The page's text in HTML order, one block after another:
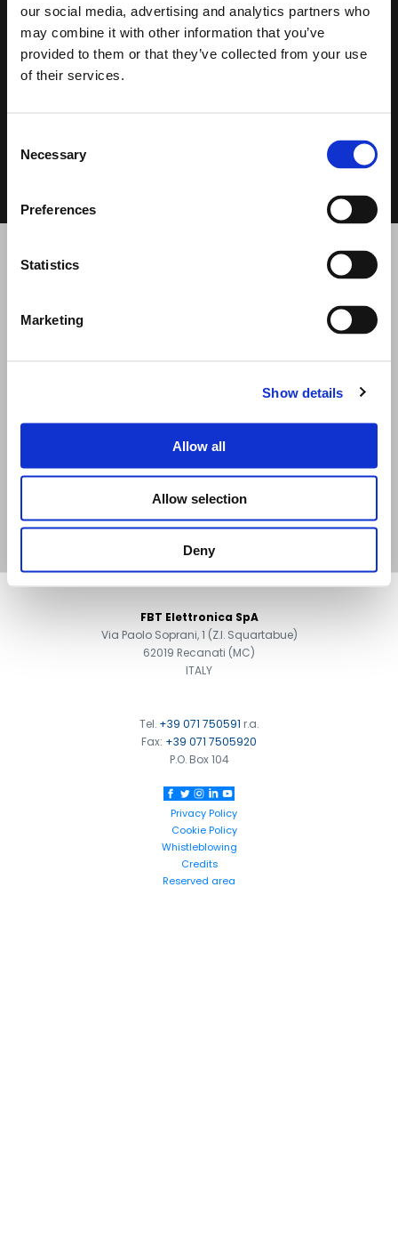
our social media, advertising and analytics partners who
may combine it with other information that you’ve
provided to them or that they’ve collected from your use
of their services.
Selection
Necessary
Preferences
Statistics
Marketing
Show details
Allow all
Allow selection
Deny
0.57 MB
MANUALE
CPR
PRODOTTI CORRELATI
FMD 2012
EMERGENCY
FOOTER
FBT Elettronica SpA
Via Paolo Soprani, 1 (Z.I. Squartabue)
62019 Recanati (MC)
ITALY
Tel. +39 071 750591 r.a.
Fax: +39 071 7505920
P.O. Box 104
Privacy Policy
Cookie Policy
Whistleblowing
Credits
Reserved area